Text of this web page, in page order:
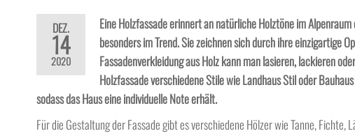
DEZ.
14
2020
Eine Holzfassade erinnert an natürliche Holztöne im
besonders im Trend. Sie zeichnen sich durch ihre einzigartige
Fassadenverkleidung aus Holz kann man lasieren, lackieren
Holzfassade verschiedene Stile wie Landhaus Stil oder
sodass das Haus eine individuelle Note erhält.
Für die Gestaltung der Fassade gibt es verschiedene Hölzer wie Tanne,